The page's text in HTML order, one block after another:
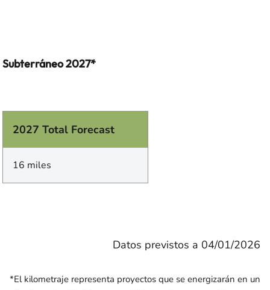
Subterráneo 2027*
2027 Total Forecast
16 miles
Datos previstos a 04/01/2026
*El kilometraje representa proyectos que se energizarán en un